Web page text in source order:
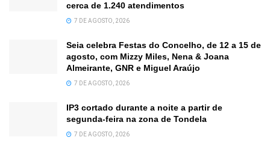
cerca de 1.240 atendimentos
7 DE AGOSTO, 2026
Seia celebra Festas do Concelho, de 12 a 15 de
agosto, com Mizzy Miles, Nena & Joana
Almeirante, GNR e Miguel Araújo
7 DE AGOSTO, 2026
IP3 cortado durante a noite a partir de
segunda-feira na zona de Tondela
7 DE AGOSTO, 2026